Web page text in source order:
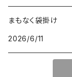
まもなく袋掛け
2026/6/11